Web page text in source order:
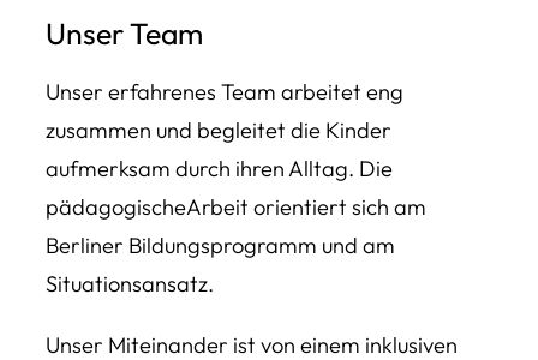
Unser Team
Unser erfahrenes Team arbeitet eng
zusammen und begleitet die Kinder
aufmerksam durch ihren Alltag. Die
pädagogischeArbeit orientiert sich am
Berliner Bildungsprogramm und am
Situationsansatz.
Unser Miteinander ist von einem inklusiven